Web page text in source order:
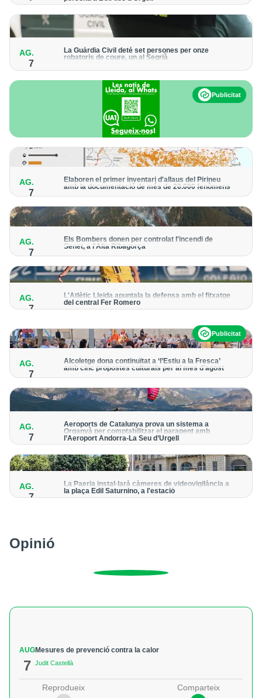
forma progressiva
AG.
7
La Guàrdia Civil deté set persones per onze
robatoris de coure, un al Segrià
Publicitat
AG.
7
Elaboren el primer inventari d'allaus del Pirineu
amb la documentació de més de 20.000 fenòmens
Obra de l'Institut Cartogràfic i Geològic de Catalunya, amb
AG.
7
Els Bombers donen per controlat l'incendi de
Senet, a l'Alta Ribagorça
El cos manté la vigilància de la zona amb drons i mitjans aeris
AG.
7
L'Atlètic Lleida apuntala la defensa amb el fitxatge
del central Fer Romero
Publicitat
AG.
7
Alcoletge dona continuïtat a ‘l’Estiu a la Fresca’
amb cinc propostes culturals per al mes d’agost
Un dels grans protagonistes de la programació serà
AG.
7
Aeroports de Catalunya prova un sistema a
Organyà per comptabilitzar el parapent amb
l’Aeroport Andorra-La Seu d’Urgell
mòbil per donar pas als avions amb vols instrumentals
AG.
7
La Paeria instal·larà càmeres de videovigilància a
la plaça Edil Saturnino, a l'estació
Opinió
AUG
7
Mesures de prevenció contra la calor
Judit Castellà
Reprodueix Comparteix